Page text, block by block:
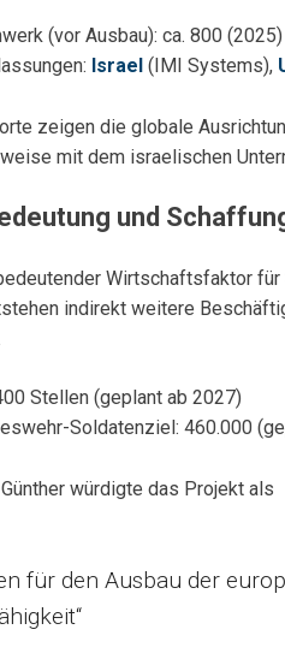
(vor Ausbau): ca. 800 (2025)
Israel (IMI Systems),
zeigen die globale
mit dem israelischen
und
Wirtschaftsfaktor
indirekt weitere
Stellen (geplant ab 2027)
Soldatenziel: 460.000
würdigte das Projekt als
für den Ausbau der